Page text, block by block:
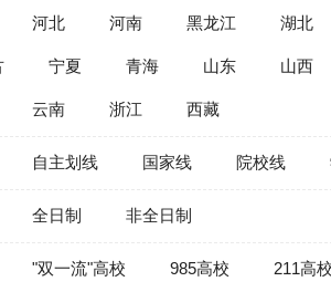
河北 河南 黑龙江 湖北
宁夏 青海 山东 山西
云南 浙江 西藏
自主划线 国家线 院校线
全日制 非全日制
"双一流"高校 985高校 211高